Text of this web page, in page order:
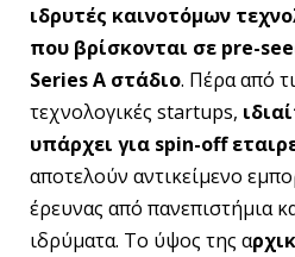
ιδρυτές καινοτόμων
που βρίσκονται σε pre-
Series A στάδιο. Πέρα από
τεχνολογικές startups,
υπάρχει για spin-off
αποτελούν αντικείμενο
έρευνας από πανεπιστήμια
ιδρύματα. Το ύψος της α